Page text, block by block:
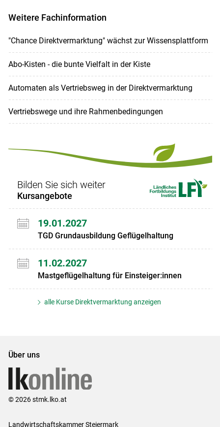
Weitere Fachinformation
"Chance Direktvermarktung" wächst zur Wissensplattform
Abo-Kisten - die bunte Vielfalt in der Kiste
Automaten als Vertriebsweg in der Direktvermarktung
Vertriebswege und ihre Rahmenbedingungen
Bilden Sie sich weiter
Kursangebote
19.01.2027
TGD Grundausbildung Geflügelhaltung
11.02.2027
Mastgeflügelhaltung für Einsteiger:innen
alle Kurse Direktvermarktung anzeigen
Über uns
© 2026 stmk.lko.at
Landwirtschaftskammer Steiermark